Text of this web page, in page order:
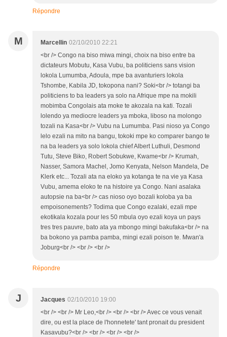
Répondre
M Marcellin 02/10/2010 22:21
<br /> Congo na biso miwa mingi, choix na biso entre ba
dictateurs Mobutu, Kasa Vubu, ba politiciens sans vision
lokola Lumumba, Adoula, mpe ba avanturiers lokola
Tshombe, Kabila JD, tokopona nani? Soki<br /> totangi ba
politiciens to ba leaders ya solo na Afrique mpe na mokili
mobimba Congolais ata moke te akozala na kati. Tozali
lolendo ya mediocre leaders ya mboka, liboso na molongo
tozali na Kasa<br /> Vubu na Lumumba. Pasi nioso ya Congo
lelo ezali na mito na bangu, tokoki mpe ko comparer bango te
na ba leaders ya solo lokola chief Albert Luthuli, Desmond
Tutu, Steve Biko, Robert Sobukwe, Kwame<br /> Krumah,
Nasser, Samora Machel, Jomo Kenyata, Nelson Mandela, De
Klerk etc... Tozali ata na eloko ya kotanga te na vie ya Kasa
Vubu, amema eloko te na histoire ya Congo. Nani asalaka
autopsie na ba<br /> cas nioso oyo bozali koloba ya ba
empoisonements? Todima que Congo ezalaki, ezali mpe
ekotikala kozala pour les 50 mbula oyo ezali koya un pays
tres tres pauvre, bato ata ya mbongo mingi bakufaka<br /> na
ba bokono ya pamba pamba, mingi ezali poison te. Mwan'a
Joburg<br /> <br /> <br />
Répondre
J Jacques 02/10/2010 19:00
<br /> <br /> Mr Leo,<br /> <br /> <br /> Avec ce vous venait
dire, ou est la place de l'honnetete' tant pronait du president
Kasavubu?<br /> <br /> <br /> <br />